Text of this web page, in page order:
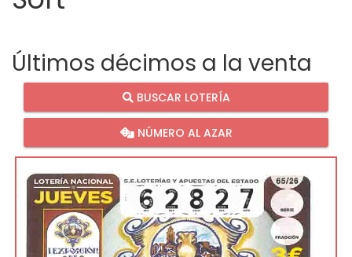
Últimos décimos a la venta
BUSCAR LOTERÍA
NÚMERO AL AZAR